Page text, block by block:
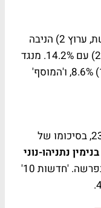
'אנשים' (קשת, ערוץ 2) הניבה
11.4%, ואחריה 'תכנית חסכון' (חדשות 2) עם 14.2%. מנגד
קיבלה 'ערב טוב עם גיא פינס' (ערוץ 10) 8.6%, ו'המוסף'
'חדשות 2' הניבה 23.7%, בסיכומו של
בנימין נתניהו-נוני
, ובכל ערב חושף גילויים נוספים בפרשה. 'חדשות 10'